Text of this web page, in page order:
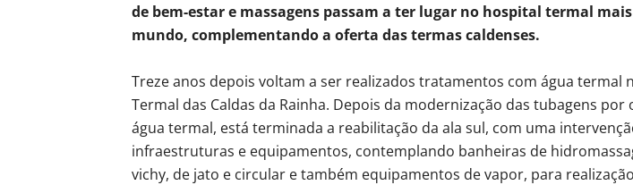
de bem-estar e massagens passam a ter lugar no hospital termal
mundo, complementando a oferta das termas caldenses.
Treze anos depois voltam a ser realizados tratamentos com água termal
Termal das Caldas da Rainha. Depois da modernização das tubagens por
água termal, está terminada a reabilitação da ala sul, com uma
infraestruturas e equipamentos, contemplando banheiras de
vichy, de jato e circular e também equipamentos de vapor, para